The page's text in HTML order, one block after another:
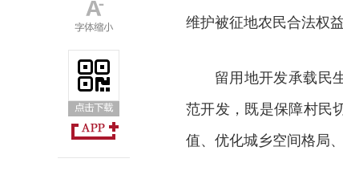
维护被征地农民合法权
留用地开发承载民
范开发，既是保障村民
值、优化城乡空间格局